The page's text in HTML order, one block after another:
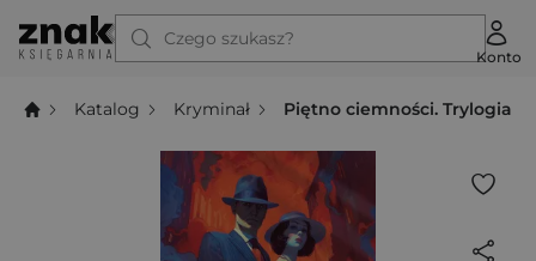
Czego szukasz?
Konto
Katalog Kryminał Piętno ciemności. Trylogia